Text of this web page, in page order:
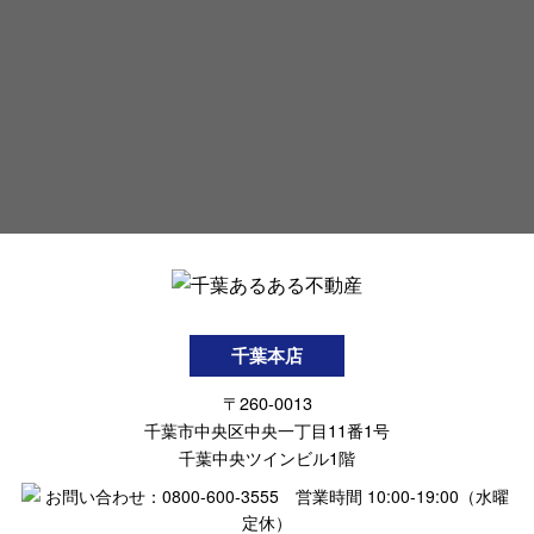
千葉本店
〒260-0013
千葉市中央区中央一丁目11番1号
千葉中央ツインビル1階